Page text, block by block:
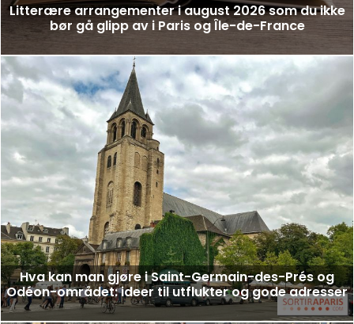
Litterære arrangementer i august 2026 som du ikke
bør gå glipp av i Paris og Île-de-France
Hva kan man gjøre i Saint-Germain-des-Prés og
Odéon-området: ideer til utflukter og gode adresser